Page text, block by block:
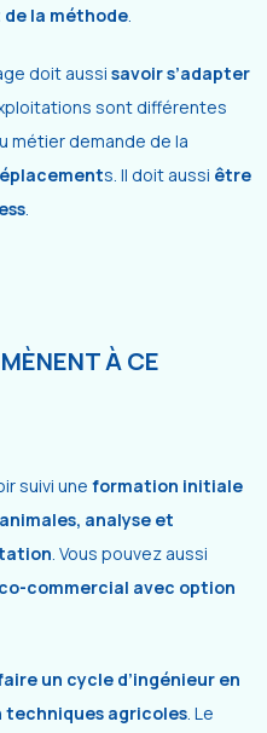
la méthode
doit aussisavoir s’adapter
sont différentes
métier demande de la
s. Il doit aussi être
À CE
suivi uneformation initiale
analyse et
. Vous pouvez aussi
commercial avec option
un cycle d’ingénieur en
techniques agricoles . Le